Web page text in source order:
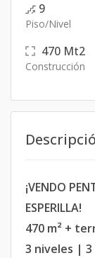
9
Piso/Nivel
470 Mt2
Construcción
¡VENDO
ESPERILLA!
470 m² +
3 niveles | 3